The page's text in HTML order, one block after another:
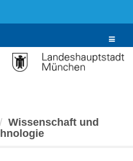
Toggle
Wissenschaft und